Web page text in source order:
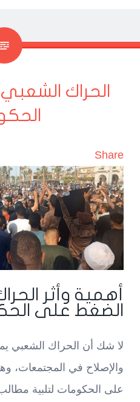
الحراك
Share
أهمية وأثر
الضغط على
لا شك أن الحراك الشعبي
والإصلاح في المجتمعات،
على الحكومات لتلبية